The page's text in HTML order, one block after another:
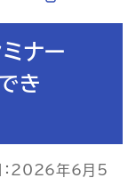
メルマガ登録
ミナー
き
：2026年6月5